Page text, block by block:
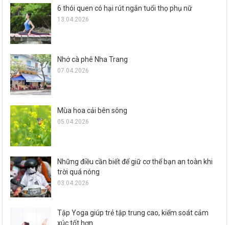
6 thói quen có hại rút ngắn tuổi thọ phụ nữ
13.04.2026
Nhớ cà phê Nha Trang
07.04.2026
Mùa hoa cải bên sông
05.04.2026
Những điều cần biết để giữ cơ thể bạn an toàn khi
trời quá nóng
03.04.2026
Tập Yoga giúp trẻ tập trung cao, kiểm soát cảm
xúc tốt hơn